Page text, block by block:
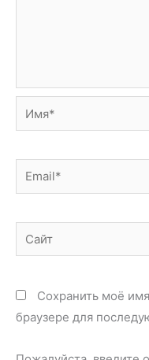
Имя*
Email*
Сайт
Сохранить моё
браузере для